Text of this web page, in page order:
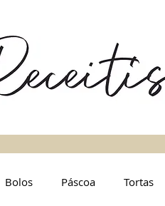
Bolos Páscoa Tortas